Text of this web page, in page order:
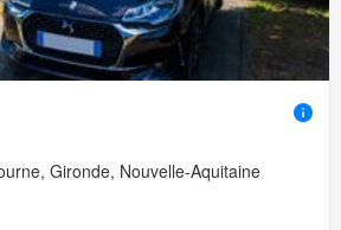
Gironde, Nouvelle-Aquitaine